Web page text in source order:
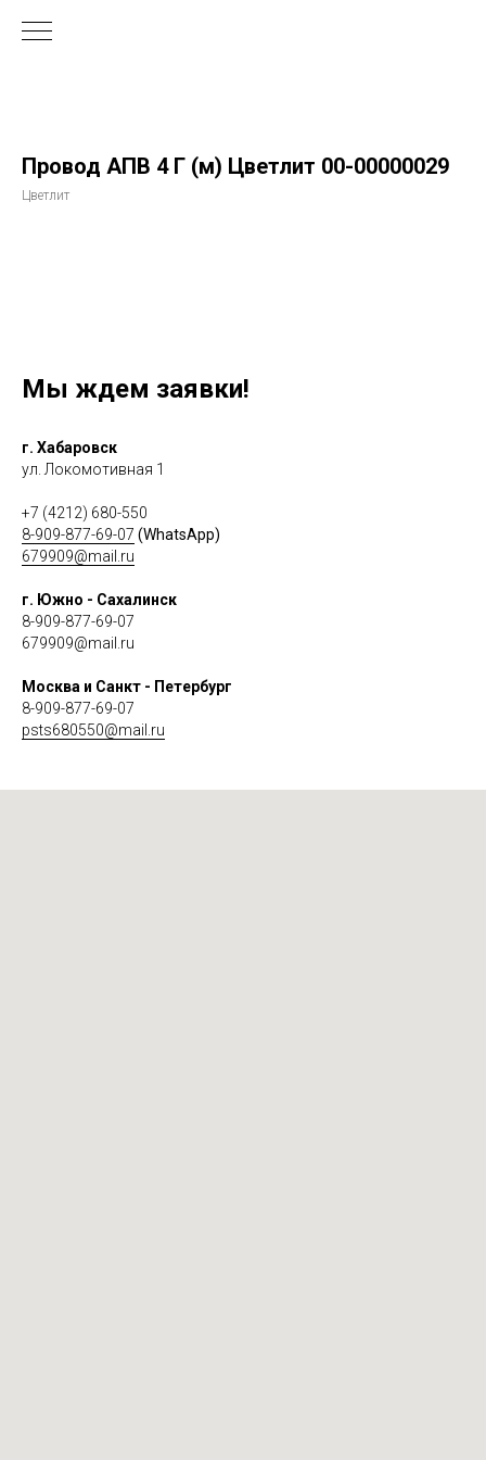
Провод АПВ 4 Г (м) Цветлит 00-00000029
Цветлит
Мы ждем заявки!
г. Хабаровск
ул. Локомотивная 1
+7 (4212) 680-550
8-909-877-69-07 (WhatsApp)
679909@mail.ru
г. Южно - Сахалинск
8-909-877-69-07
679909@mail.ru
Москва и Санкт - Петербург
8-909-877-69-07
psts680550@mail.ru